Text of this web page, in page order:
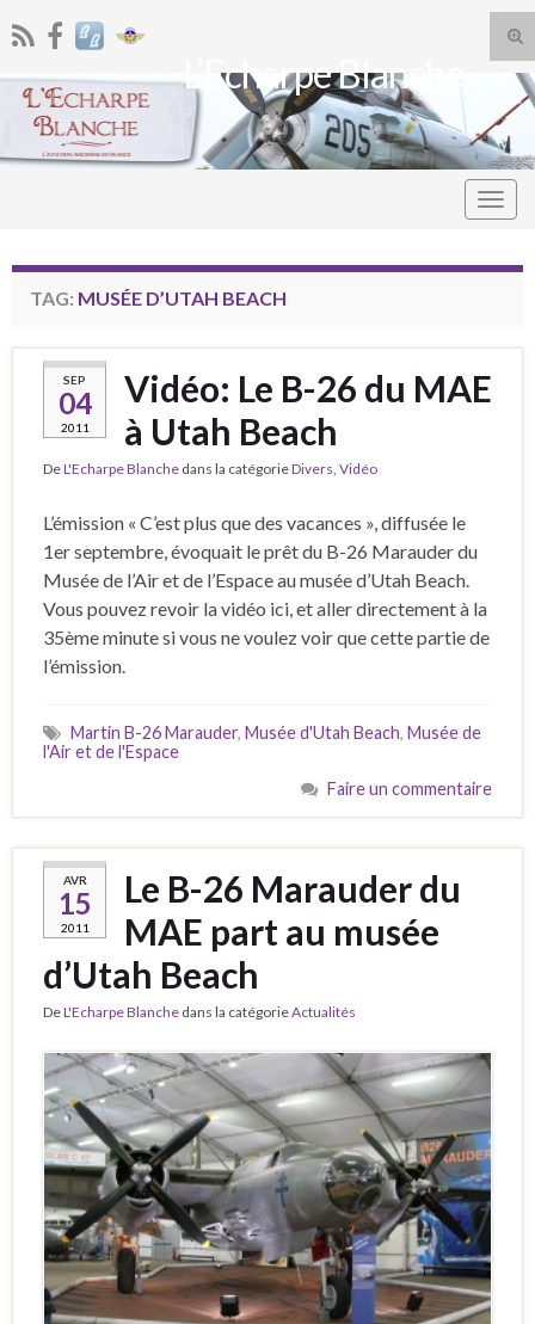
Search for:L’Echarpe Blanche
TAG: MUSÉE D’UTAH BEACH
SEP
04
2011
Vidéo: Le B-26 du MAE
à Utah Beach
DeL'Echarpe Blanche dans la catégorieDivers Vidéo
L’émission « C’est plus que des vacances », diffusée le
1er septembre, évoquait le prêt du B-26 Marauder du
Musée de l’Air et de l’Espace au musée d’Utah Beach.
Vous pouvez revoir la vidéo ici, et aller directement à la
35ème minute si vous ne voulez voir que cette partie de
l’émission.
Martin B-26 Marauder, Musée d'Utah Beach, Musée de
l'Air et de l'Espace
Faire un commentaire
AVR
15
2011
Le B-26 Marauder du
MAE part au musée
d’Utah Beach
DeL'Echarpe Blanche dans la catégorieActualités